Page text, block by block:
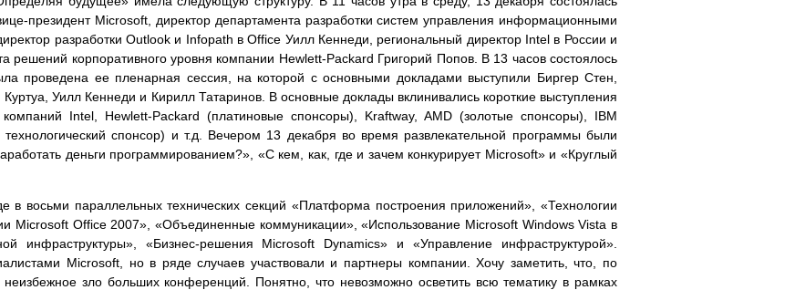
президент Microsoft, директор департамента разработки систем управления информационными
разработки Outlook и Infopath в Office Уилл Кеннеди, региональный директор Intel в России и
корпоративного уровня компании Hewlett-Packard Григорий Попов. В 13 часов состоялось
проведена ее пленарная сессия, на которой с основными докладами выступили Биргер Стен,
Уилл Кеннеди и Кирилл Татаринов. В основные доклады вклинивались короткие выступления
Intel, Hewlett-Packard (платиновые спонсоры), Kraftway, AMD (золотые спонсоры), IBM
спонсор) и т.д. Вечером 13 декабря во время развлекательной программы были
деньги программированием?», «С кем, как, где и зачем конкурирует Microsoft» и «Круглый
в восьми параллельных технических секций «Платформа построения приложений», «Технологии
Microsoft Office 2007», «Объединенные коммуникации», «Использование Microsoft Windows Vista в
инфраструктуры», «Бизнес-решения Microsoft Dynamics» и «Управление инфраструктурой».
Microsoft, но в ряде случаев участвовали и партнеры компании. Хочу заметить, что, по
зло больших конференций. Понятно, что невозможно осветить всю тематику в рамках